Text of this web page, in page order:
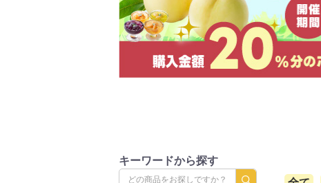
キーワードから探す